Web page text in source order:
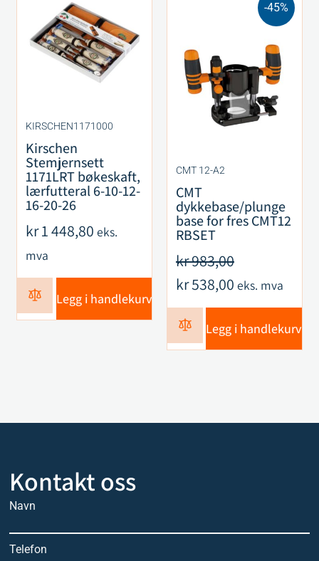
KIRSCHEN1171000
Kirschen
Stemjernsett
1171LRT bøkeskaft,
lærfutteral 6-10-12-
16-20-26
kr1 448,80 eks.
mva
Legg i handlekurv
-45%
CMT 12-A2
CMT
dykkebase/plunge
base for fres CMT12
RBSET
kr983,00
kr538,00 eks. mva
Legg i handlekurv
Kontakt oss
Navn
Telefon